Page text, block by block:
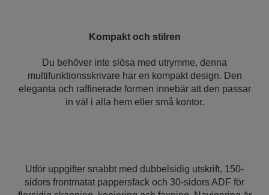
Kompakt och stilren
Du behöver inte slösa med utrymme, denna
multifunktionsskrivare har en kompakt design. Den
eleganta och raffinerade formen innebär att den passar
in väl i alla hem eller små kontor.
Utför uppgifter snabbt med dubbelsidig utskrift, 150-
sidors frontmatat pappersfack och 30-sidors ADF för